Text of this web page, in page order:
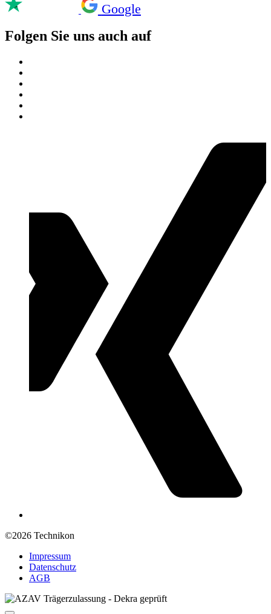
Google
Folgen Sie uns auch auf
©2026 Technikon
Impressum
Datenschutz
AGB